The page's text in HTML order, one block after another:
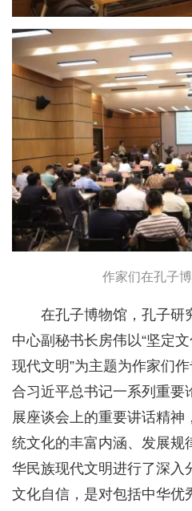
作家们在孔子
在孔子博物馆，孔子研
中心副秘书长房伟以“坚定
现代文明”为主题为作家们
合习近平总书记一系列重要
展座谈会上的重要讲话精神
统文化的丰富内涵、发展规
华民族现代文明进行了深入
文化自信，是对包括中华优